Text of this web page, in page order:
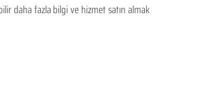
daha fazla bilgi ve hizmet satın almak